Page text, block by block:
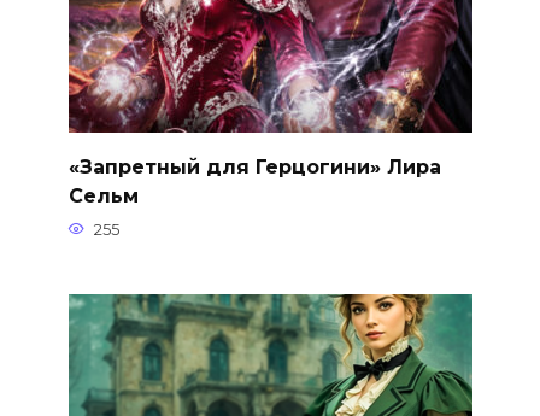
«Запретный для Герцогини» Лира
Сельм
255